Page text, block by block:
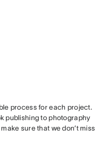
process for each project.
publishing to photography
sure that we don’t miss